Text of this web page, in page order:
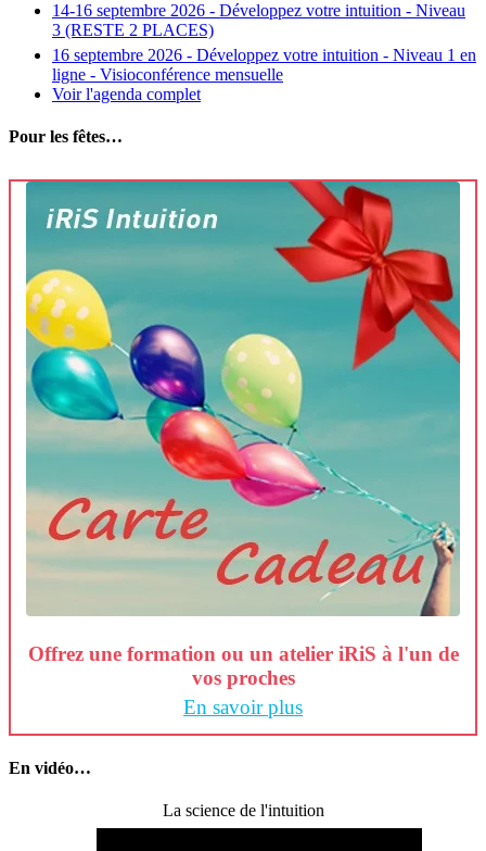
14-16 septembre 2026 - Développez votre intuition - Niveau
3 (RESTE 2 PLACES)
16 septembre 2026 - Développez votre intuition - Niveau 1 en
ligne - Visioconférence mensuelle
Voir l'agenda complet
Pour les fêtes…
Offrez une formation ou un atelier iRiS à l'un de
vos proches
En savoir plus
En vidéo…
La science de l'intuition